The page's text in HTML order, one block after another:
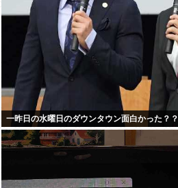
一昨日の水曜日のダウンタウン面白かった？？